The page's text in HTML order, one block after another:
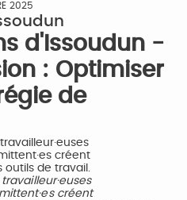
2025
d'Issoudun -
: Optimiser
de
créent
outils de travail.
créent